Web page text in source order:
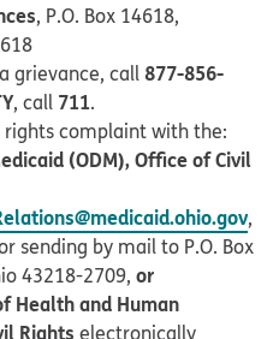
, P.O. Box 14618,
grievance, call877-856-
, call 711.
rights complaint with the:
(ODM), Office of Civil
,
sending by mail to P.O. Box
43218-2709, or
Health and Human
Rights electronically